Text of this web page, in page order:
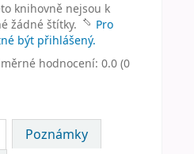
knihovně nejsou k
žádné štítky.
Pro
být přihlášený.
hodnocení: 0.0 (0
Poznámky